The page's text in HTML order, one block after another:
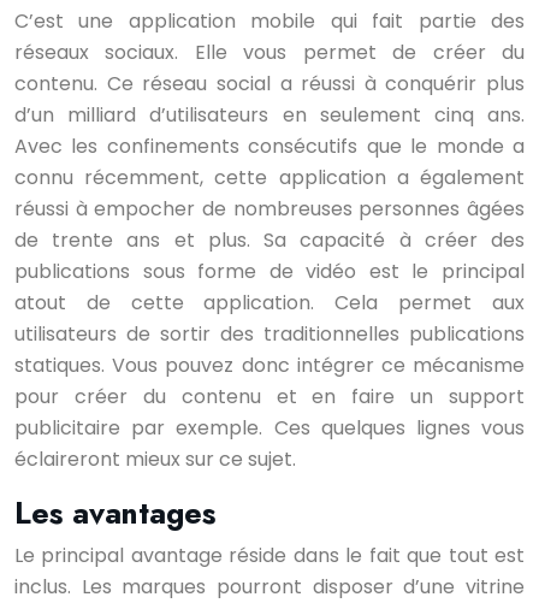
C’est une application mobile qui fait partie des
réseaux sociaux. Elle vous permet de créer du
contenu. Ce réseau social a réussi à conquérir plus
d’un milliard d’utilisateurs en seulement cinq ans.
Avec les confinements consécutifs que le monde a
connu récemment, cette application a également
réussi à empocher de nombreuses personnes âgées
de trente ans et plus. Sa capacité à créer des
publications sous forme de vidéo est le principal
atout de cette application. Cela permet aux
utilisateurs de sortir des traditionnelles publications
statiques. Vous pouvez donc intégrer ce mécanisme
pour créer du contenu et en faire un support
publicitaire par exemple. Ces quelques lignes vous
éclaireront mieux sur ce sujet.
Les avantages
Le principal avantage réside dans le fait que tout est
inclus. Les marques pourront disposer d’une vitrine